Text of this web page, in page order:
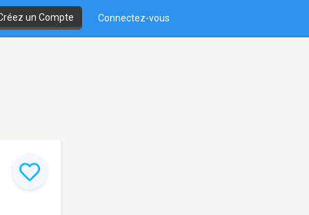
un Compte Connectez-vous